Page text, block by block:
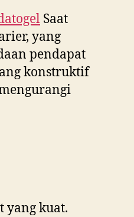
Saat
yang
pendapat
konstruktif
yang kuat.